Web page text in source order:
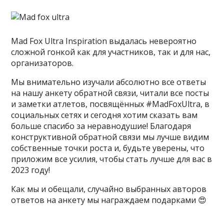
​Mad Fox Ultra Inspiration выдалась невероятно
сложной гонкой как для участников, так и для нас,
организаторов.
Мы внимательно изучали абсолютно все ответы
на нашу анкету обратной связи, читали все посты
и заметки атлетов, посвящённых #MadFoxUltra, в
социальных сетях и сегодня хотим сказать вам
больше спасибо за неравнодушие! Благодаря
конструктивной обратной связи мы лучше видим
собственные точки роста и, будьте уверены, что
приложим все усилия, чтобы стать лучше для вас в
2023 году!
Как мы и обещали, случайно выбранных авторов
ответов на анкету мы награждаем подарками 😍